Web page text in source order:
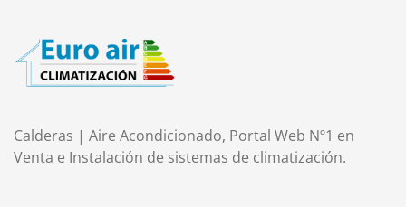
Calderas | Aire Acondicionado, Portal Web Nº1 en
Venta e Instalación de sistemas de climatización.